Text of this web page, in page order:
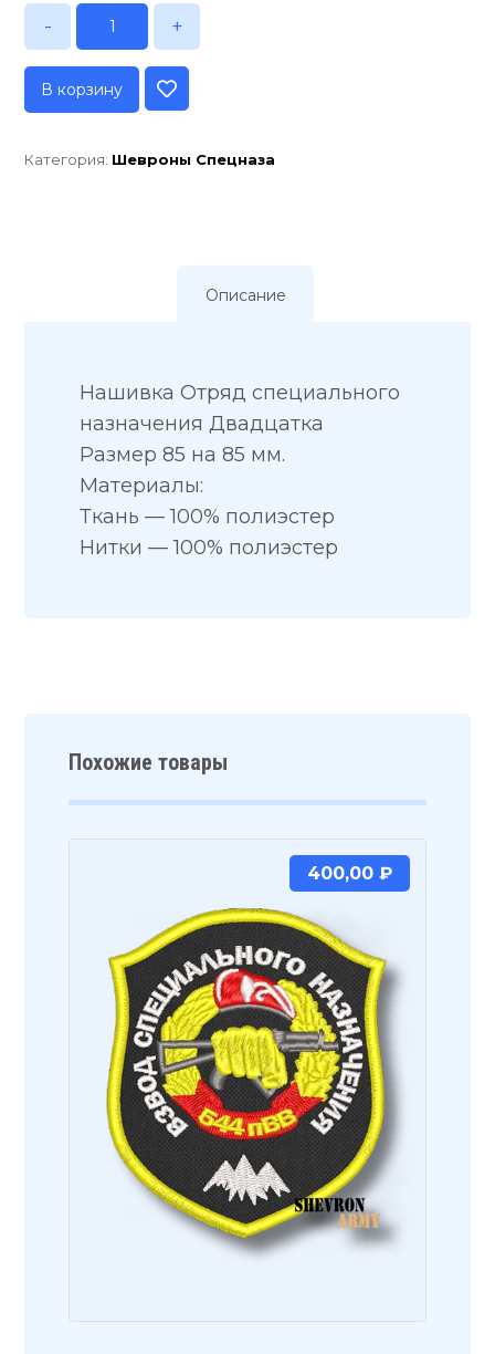
- +
В корзину
Категория: Шевроны Спецназа
Описание
Нашивка Отряд специального
назначения Двадцатка
Размер 85 на 85 мм.
Материалы:
Ткань — 100% полиэстер
Нитки — 100% полиэстер
Похожие товары
400,00 ₽